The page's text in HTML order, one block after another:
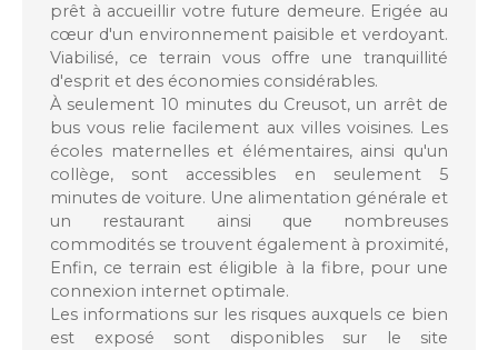
prêt à accueillir votre future demeure. Erigée au
cœur d'un environnement paisible et verdoyant.
Viabilisé, ce terrain vous offre une tranquillité
d'esprit et des économies considérables.
À seulement 10 minutes du Creusot, un arrêt de
bus vous relie facilement aux villes voisines. Les
écoles maternelles et élémentaires, ainsi qu'un
collège, sont accessibles en seulement 5
minutes de voiture. Une alimentation générale et
un restaurant ainsi que nombreuses
commodités se trouvent également à proximité,
Enfin, ce terrain est éligible à la fibre, pour une
connexion internet optimale.
Les informations sur les risques auxquels ce bien
est exposé sont disponibles sur le site